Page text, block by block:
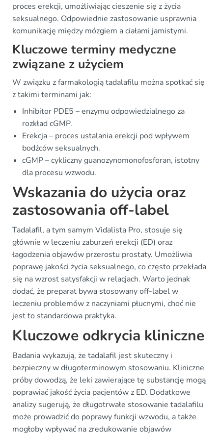
proces erekcji, umożliwiając cieszenie się z życia
seksualnego. Odpowiednie zastosowanie usprawnia
komunikację między mózgiem a ciałami jamistymi.
Kluczowe terminy medyczne
związane z użyciem
W związku z farmakologią tadalafilu można spotkać się
z takimi terminami jak:
Inhibitor PDE5 – enzymu odpowiedzialnego za
rozkład cGMP.
Erekcja – proces ustalania erekcji pod wpływem
bodźców seksualnych.
cGMP – cykliczny guanozynomonofosforan, istotny
dla procesu wzwodu.
Wskazania do użycia oraz
zastosowania off-label
Tadalafil, a tym samym Vidalista Pro, stosuje się
głównie w leczeniu zaburzeń erekcji (ED) oraz
łagodzenia objawów przerostu prostaty. Umożliwia
poprawę jakości życia seksualnego, co często przekłada
się na wzrost satysfakcji w relacjach. Warto jednak
dodać, że preparat bywa stosowany off-label w
leczeniu problemów z naczyniami płucnymi, choć nie
jest to standardowa praktyka.
Kluczowe odkrycia kliniczne
Badania wykazują, że tadalafil jest skuteczny i
bezpieczny w długoterminowym stosowaniu. Kliniczne
próby dowodzą, że leki zawierające tę substancję mogą
poprawiać jakość życia pacjentów z ED. Dodatkowe
analizy sugerują, że długotrwałe stosowanie tadalafilu
może prowadzić do poprawy funkcji wzwodu, a także
mogłoby wpływać na zredukowanie objawów